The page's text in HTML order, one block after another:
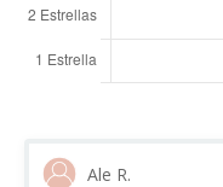
Ale R.